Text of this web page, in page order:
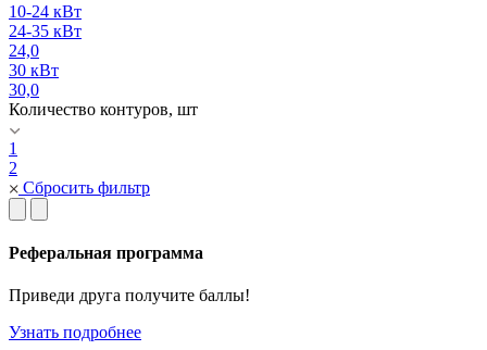
10-24 кВт
24-35 кВт
24,0
30 кВт
30,0
Количество контуров, шт
1
2
Сбросить фильтр
Реферальная программа
Приведи друга получите баллы!
Узнать подробнее